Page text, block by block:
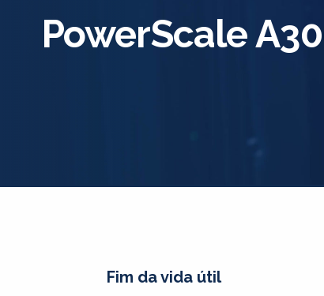
PowerScale
Fim da vida útil